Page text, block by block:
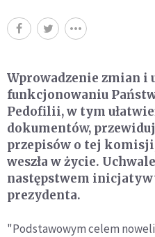
Wprowadzenie zmian i
funkcjonowaniu
Pedofilii, w tym
dokumentów,
przepisów o tej
weszła w życie.
następstwem
prezydenta.
"Podstawowym celem